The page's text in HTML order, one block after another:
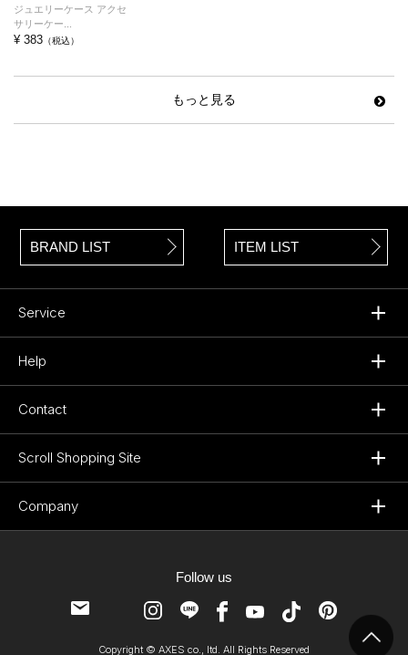
ジュエリーケース アクセ
サリーケー...
¥ 383 （税込）
もっと見る
BRAND LIST ITEM LIST
Service
Help
Contact
Scroll Shopping Site
Company
Follow us
Copyright © AXES co., ltd. All Rights Reserved